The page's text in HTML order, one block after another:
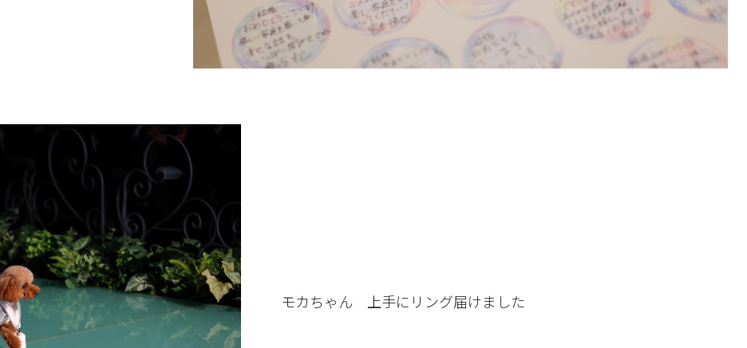
モカちゃん 上手にリング届けました